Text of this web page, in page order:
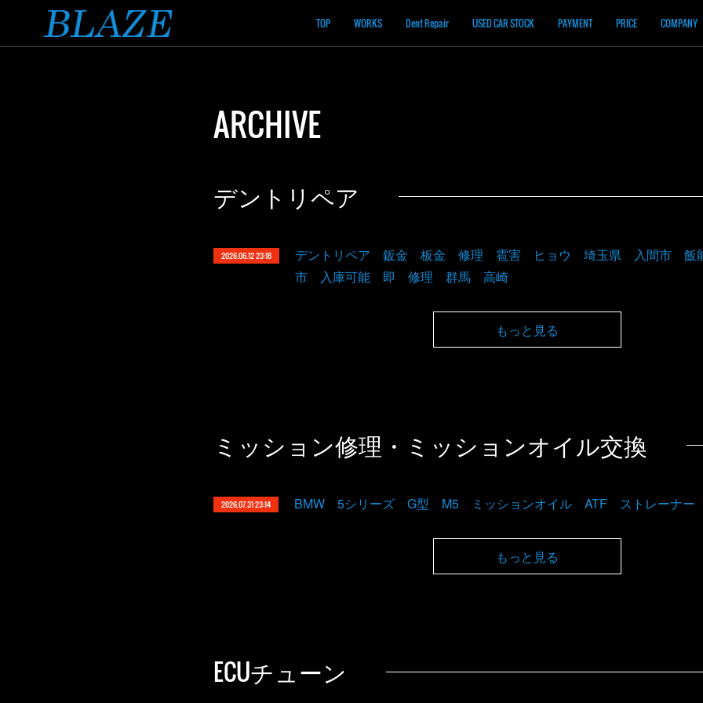
TOP WORKS Dent Repair USED CAR STOCK PAYMENT PRICE COMPANY
ARCHIVE
デントリペア
2026.06.12 23:18
デントリペア 鈑金 板金 修理 雹害 ヒョウ 埼玉県 入間市 飯
市 入庫可能 即 修理 群馬 高崎
もっと見る
ミッション修理・ミッションオイル交換
2026.07.31 23:14 BMW 5シリーズ G型 M5 ミッションオイル ATF ストレーナ
もっと見る
ECUチューン